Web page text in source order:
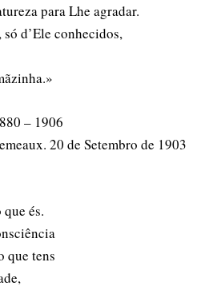
para Lhe agradar.
d’Ele conhecidos,
– 1906
20 de Setembro de 1903
és.
que tens